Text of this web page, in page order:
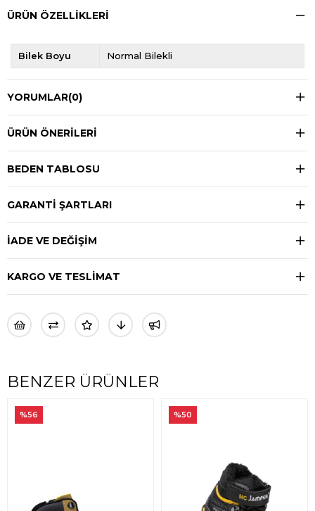
ÜRÜN ÖZELLIKLERI
Bilek Boyu Normal Bilekli
YORUMLAR(0)
ÜRÜN ÖNERILERI
BEDEN TABLOSU
GARANTİ ŞARTLARI
İADE VE DEĞİŞİM
KARGO VE TESLİMAT
BENZER ÜRÜNLER
%56 %50